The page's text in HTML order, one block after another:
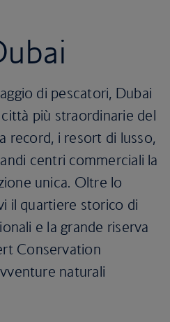
di pescatori, Dubai
più straordinarie del
record, i resort di lusso,
centri commerciali la
unica. Oltre lo
il quartiere storico di
e la grande riserva
Conservation
naturali